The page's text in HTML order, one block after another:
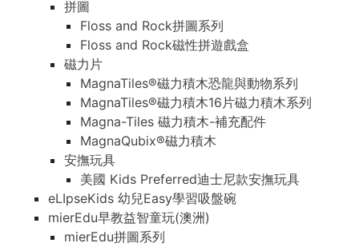
拼圖
Floss and Rock拼圖系列
Floss and Rock磁性拼遊戲盒
磁力片
MagnaTiles®磁力積木恐龍與動物系列
MagnaTiles®磁力積木16片磁力積木系列
Magna-Tiles 磁力積木-補充配件
MagnaQubix®磁力積木
安撫玩具
美國 Kids Preferred迪士尼款安撫玩具
eLIpseKids 幼兒Easy學習吸盤碗
mierEdu早教益智童玩(澳洲)
mierEdu拼圖系列